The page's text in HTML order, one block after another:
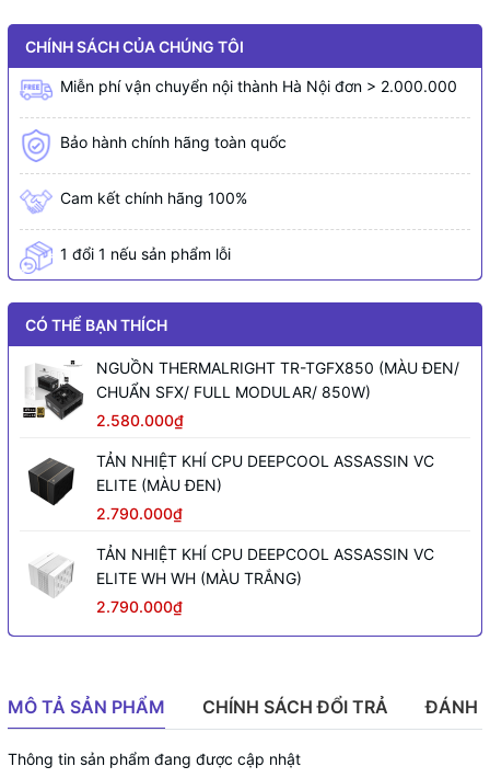
CHÍNH SÁCH CỦA CHÚNG TÔI
Miễn phí vận chuyển nội thành Hà Nội đơn > 2.000.000
Bảo hành chính hãng toàn quốc
Cam kết chính hãng 100%
1 đổi 1 nếu sản phẩm lỗi
CÓ THỂ BẠN THÍCH
NGUỒN THERMALRIGHT TR-TGFX850 (MÀU ĐEN/
CHUẨN SFX/ FULL MODULAR/ 850W)
2.580.000₫
TẢN NHIỆT KHÍ CPU DEEPCOOL ASSASSIN VC
ELITE (MÀU ĐEN)
2.790.000₫
TẢN NHIỆT KHÍ CPU DEEPCOOL ASSASSIN VC
ELITE WH WH (MÀU TRẮNG)
2.790.000₫
MÔ TẢ SẢN PHẨM CHÍNH SÁCH ĐỔI TRẢ ĐÁNH
Thông tin sản phẩm đang được cập nhật